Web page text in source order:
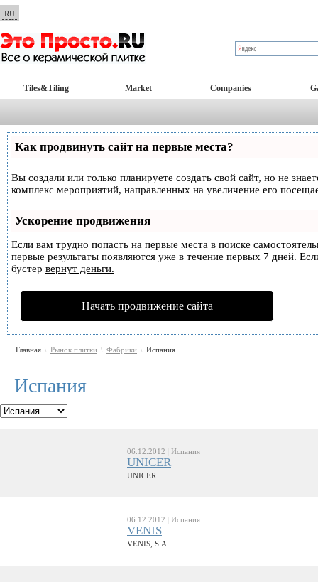
RU
Tiles&Tiling Market Companies
Как продвинуть сайт на первые места?
Вы создали или только планируете создать свой сайт, но не
комплекс мероприятий, направленных на увеличение его
Ускорение продвижения
Если вам трудно попасть на первые места в поиске
первые результаты появляются уже в течение первых 7 дней.
бустер вернут деньги.
Начать продвижение сайта
Главная \ Рынок плитки \ Фабрики \ Испания
Испания
06.12.2012 Испания
UNICER
UNICER
06.12.2012 Испания
VENIS
VENIS, S.A.